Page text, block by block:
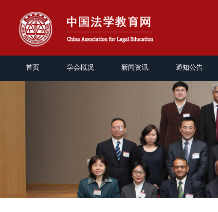
首页 学会概况 新闻资讯 通知公告